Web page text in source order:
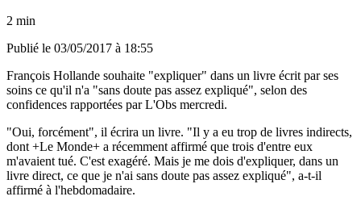
2 min
Publié le 03/05/2017 à 18:55
François Hollande souhaite "expliquer" dans un livre écrit par ses
soins ce qu'il n'a "sans doute pas assez expliqué", selon des
confidences rapportées par L'Obs mercredi.
"Oui, forcément", il écrira un livre. "Il y a eu trop de livres indirects,
dont +Le Monde+ a récemment affirmé que trois d'entre eux
m'avaient tué. C'est exagéré. Mais je me dois d'expliquer, dans un
livre direct, ce que je n'ai sans doute pas assez expliqué", a-t-il
affirmé à l'hebdomadaire.